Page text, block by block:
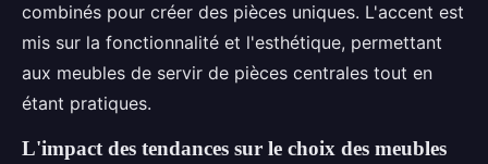
combinés pour créer des pièces uniques. L'accent est
mis sur la fonctionnalité et l'esthétique, permettant
aux meubles de servir de pièces centrales tout en
étant pratiques.
L'impact des tendances sur le choix des meubles